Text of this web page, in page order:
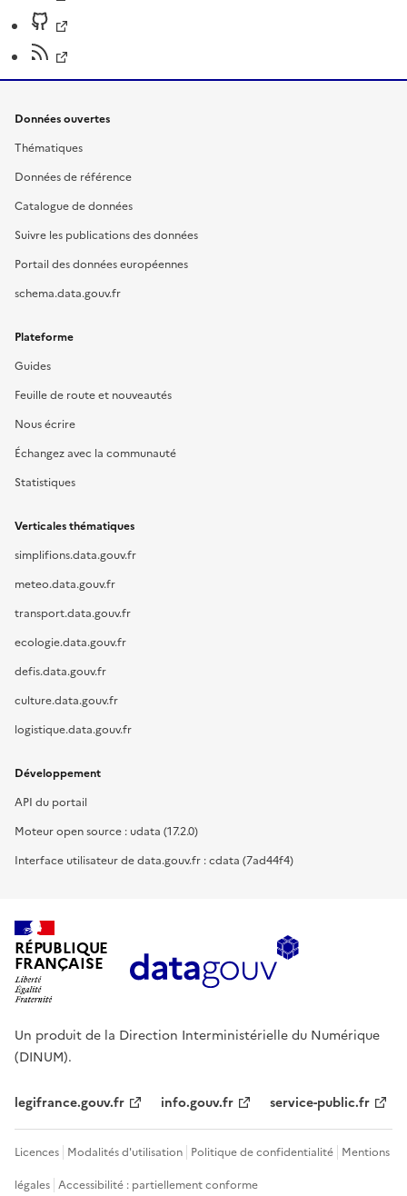
Données ouvertes
Thématiques
Données de référence
Catalogue de données
Suivre les publications des données
Portail des données européennes
schema.data.gouv.fr
Plateforme
Guides
Feuille de route et nouveautés
Nous écrire
Échangez avec la communauté
Statistiques
Verticales thématiques
simplifions.data.gouv.fr
meteo.data.gouv.fr
transport.data.gouv.fr
ecologie.data.gouv.fr
defis.data.gouv.fr
culture.data.gouv.fr
logistique.data.gouv.fr
Développement
API du portail
Moteur open source : udata (17.2.0)
Interface utilisateur de data.gouv.fr : cdata (7ad44f4)
RÉPUBLIQUE
FRANÇAISE
Un produit de la Direction Interministérielle du Numérique
(DINUM).
legifrance.gouv.fr info.gouv.fr service-public.fr
Licences Modalités d'utilisation Politique de confidentialité Mentions
légales Accessibilité : partiellement conforme